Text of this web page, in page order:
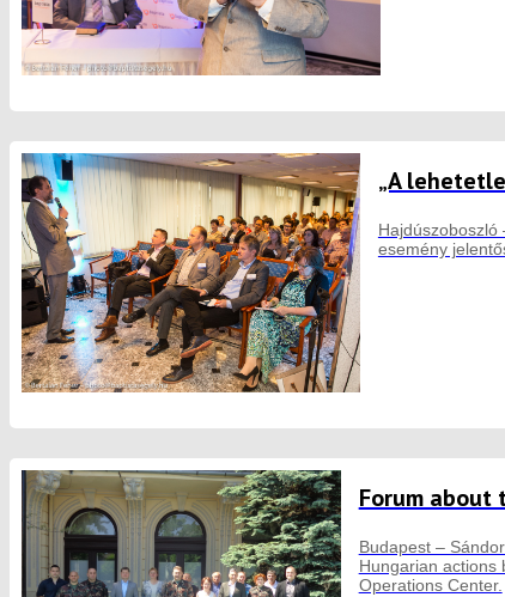
„A
esemény
Forum about
Budapest –
Hungarian actions
Operations Center.